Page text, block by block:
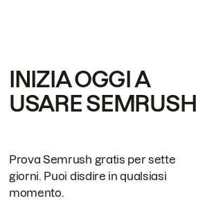
INIZIA OGGI A
USARE SEMRUSH
Prova Semrush gratis per sette
giorni. Puoi disdire in qualsiasi
momento.